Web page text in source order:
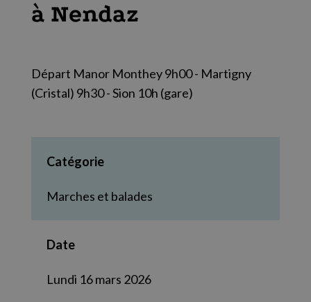
à Nendaz
Départ Manor Monthey 9h00 - Martigny
(Cristal) 9h30 - Sion 10h (gare)
Catégorie
Marches et balades
Date
Lundi 16 mars 2026